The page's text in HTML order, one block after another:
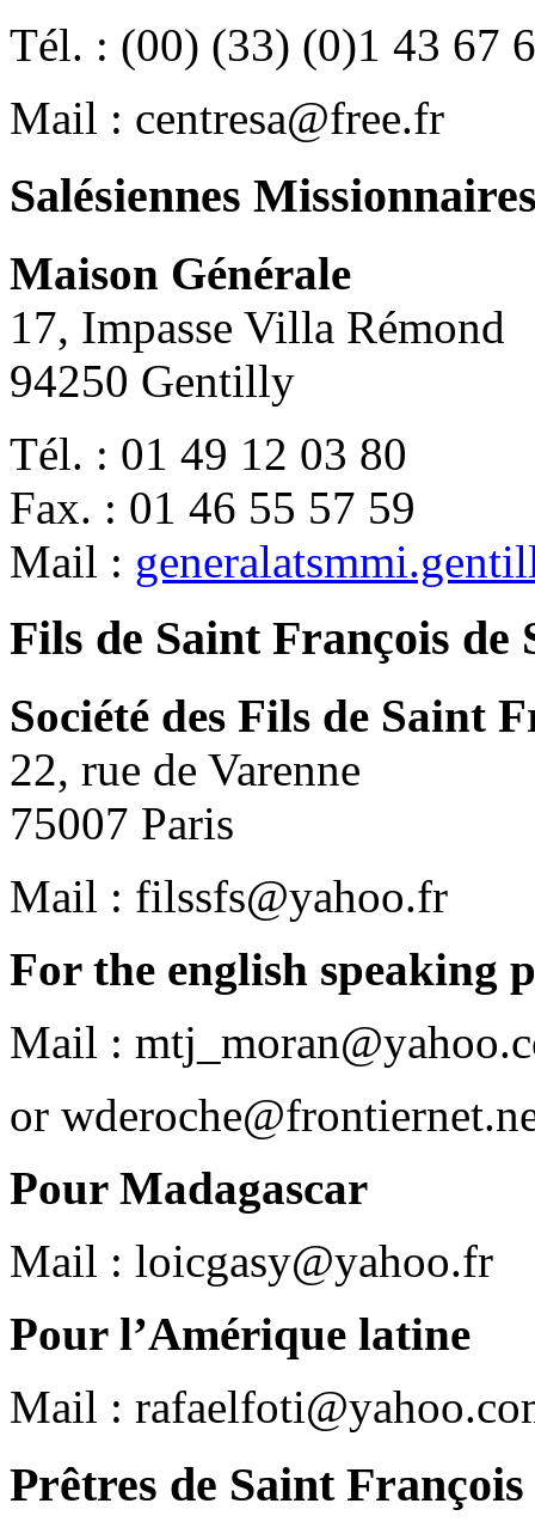
Tél. : (00) (33) (0)1 43 67
Mail : centresa@free.fr
Salésiennes
Maison Générale
17, Impasse Villa Rémond
94250 Gentilly
Tél. : 01 49 12 03 80
Fax. : 01 46 55 57 59
Mail :
Fils de Saint François de
Société des Fils de Saint
22, rue de Varenne
75007 Paris
Mail : filssfs@yahoo.fr
For the english speaking
Mail :
or
Pour Madagascar
Mail : loicgasy@yahoo.fr
Pour l’Amérique latine
Mail :
Prêtres de Saint François